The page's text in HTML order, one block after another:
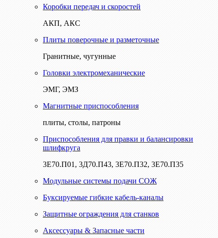
Коробки передач и скоростей
АКП, АКС
Плиты поверочные и разметочные
Гранитные, чугунные
Головки электромеханические
ЭМГ, ЭМЗ
Магнитные приспособления
плиты, столы, патроны
Приспособления для правки и балансировки
шлифкруга
3Е70.П01, 3Д70.П43, 3Е70.П32, 3Е70.П35
Модульные системы подачи СОЖ
Буксируемые гибкие кабель-каналы
Защитные ограждения для станков
Аксессуары & Запасные части